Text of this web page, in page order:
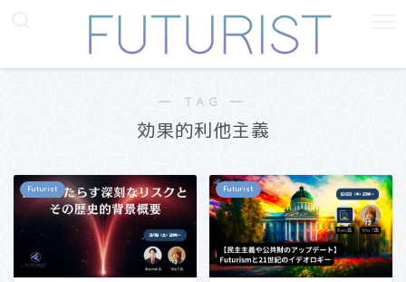
― TAG ―
効果的利他主義
Futurist Futurist